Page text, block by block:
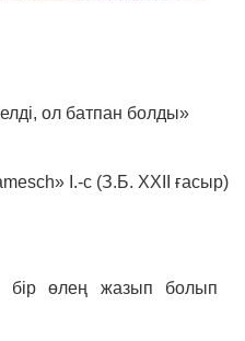
ол батпан болды»
I.-c (З.Б. XXII ғасыр)
бір өлең жазып болып